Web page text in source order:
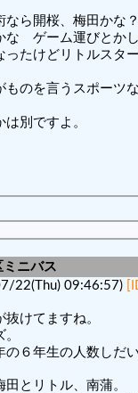
ら開桜、梅田かな？
な ゲーム運びとか
ったけどリトルスタ
ものを言うスポーツ
別ですよ。
ミニバス
22(Thu) 09:46:57)
けてますね。
６年生の人数しだ
とリトル、南蒲。